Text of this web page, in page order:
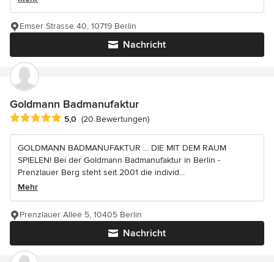
Nachricht
Emser Strasse 40, 10719 Berlin
Goldmann Badmanufaktur
Durchschnittliche Bewertung: 5 von 5 Sternen
5,0 (20 Bewertungen)
GOLDMANN BADMANUFAKTUR ... DIE MIT DEM RAUM
SPIELEN! Bei der Goldmann Badmanufaktur in Berlin -
Prenzlauer Berg steht seit 2001 die individ...
Mehr
Nachricht
Prenzlauer Allee 5, 10405 Berlin